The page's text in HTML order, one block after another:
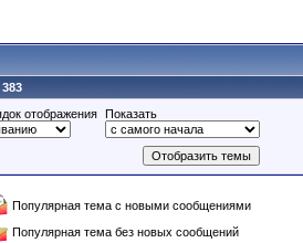
отображения Показать
Популярная тема с новыми сообщениями
Популярная тема без новых сообщений